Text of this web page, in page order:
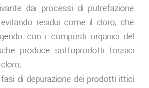
dai processi di putrefazione
residui come il cloro, che
con i composti organici del
produce sottoprodotti tossici
fasi di depurazione dei prodotti ittici